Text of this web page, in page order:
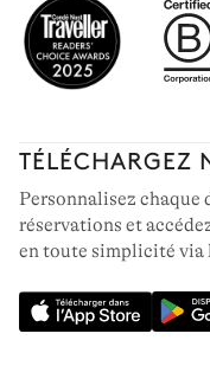
TÉLÉCHARGEZ
Personnalisez chaque
réservations et
en toute simplicité